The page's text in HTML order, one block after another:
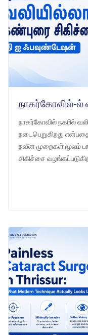
நாகர்கோவில் நகரில்
நடைபெறுகிறது
நவீன முறைகள் மூலம்
சிகிச்சை